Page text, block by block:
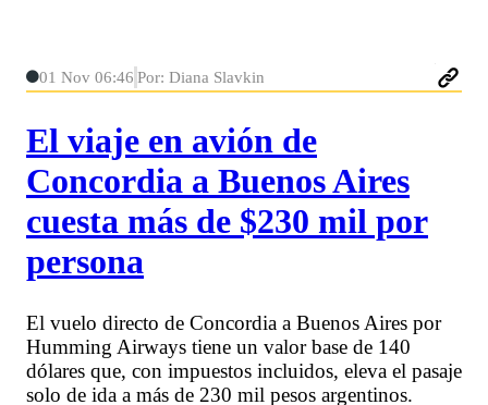
01 Nov 06:46 Por: Diana Slavkin
El viaje en avión de
Concordia a Buenos Aires
cuesta más de $230 mil por
persona
El vuelo directo de Concordia a Buenos Aires por
Humming Airways tiene un valor base de 140
dólares que, con impuestos incluidos, eleva el pasaje
solo de ida a más de 230 mil pesos argentinos.